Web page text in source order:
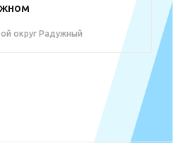
округ Радужный